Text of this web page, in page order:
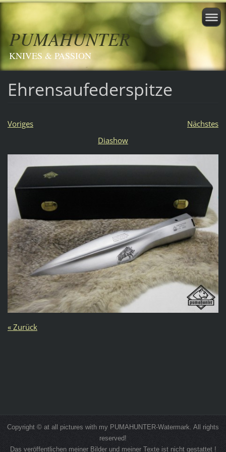
PUMAHUNTER
KNIVES & PASSION
Ehrensaufederspitze
Voriges
Nächstes
Diashow
« Zurück
Copyright © at all pictures with my PUMAHUNTER-Watermark. All rights
reserved!
Das veröffentlichen meiner Bilder und meiner Texte ist nicht gestattet !